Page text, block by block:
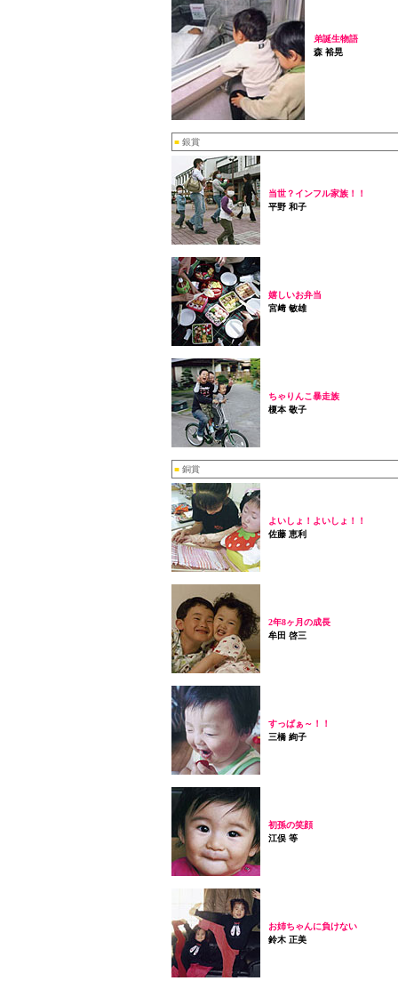
弟誕生物語
森 裕晃
■ 銀賞
当世？インフル家族！！
平野 和子
嬉しいお弁当
宮﨑 敏雄
ちゃりんこ暴走族
榎本 敬子
■ 銅賞
よいしょ！よいしょ！！
佐藤 恵利
2年8ヶ月の成長
牟田 啓三
すっぱぁ～！！
三橋 絢子
初孫の笑顔
江俣 等
お姉ちゃんに負けない
鈴木 正美